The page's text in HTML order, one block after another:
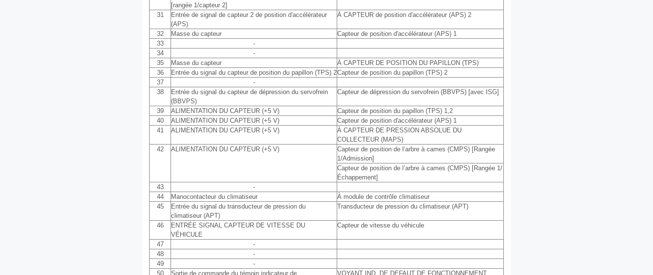
[rangée 1/capteur 2]
31
Entrée de signal de capteur 2 de position d′accélérateur
(APS)
À CAPTEUR de position d′accélérateur (APS) 2
32 Masse du capteur
Capteur de position d'accélérateur (APS) 1
33
-
34
-
35
Masse du capteur
À CAPTEUR DE POSITION DU PAPILLON (TPS)
36
Entrée du signal du capteur de position du papillon (TPS) 2Capteur de position du papillon (TPS) 2
37
-
38
Entrée du signal du capteur de dépression du servofrein
(BBVPS)
Capteur de dépression du servofrein (BBVPS) [avec ISG]
39 ALIMENTATION DU CAPTEUR (+5 V)
Capteur de position du papillon (TPS) 1,2
40
ALIMENTATION DU CAPTEUR (+5 V)
Capteur de position d'accélérateur (APS) 1
41
ALIMENTATION DU CAPTEUR (+5 V)
À CAPTEUR DE PRESSION ABSOLUE DU
COLLECTEUR (MAPS)
42
ALIMENTATION DU CAPTEUR (+5 V)
Capteur de position de l’arbre à cames (CMPS) [Rangée
1/Admission]
Capteur de position de l’arbre à cames (CMPS) [Rangée 1/
Échappement]
43
-
44
Manocontacteur du climatiseur
À module de contrôle climatiseur
45
Entrée du signal du transducteur de pression du
climatiseur (APT)
Transducteur de pression du climatiseur (APT)
46
ENTRÉE SIGNAL CAPTEUR DE VITESSE DU
VÉHICULE
Capteur de vitesse du véhicule
47
-
48
-
49
-
50
Sortie de commande du témoin indicateur de VOYANT IND. DE DEFAUT DE FONCTIONNEMENT